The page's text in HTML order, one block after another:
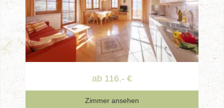
ab 116.- €
Zimmer ansehen